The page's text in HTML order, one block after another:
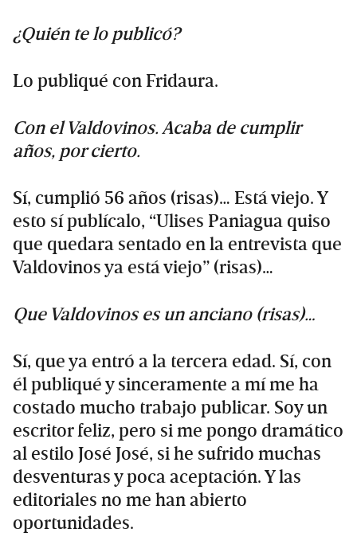
¿Quién te lo publicó?
Lo publiqué con Fridaura.
Con el Valdovinos. Acaba de cumplir
años, por cierto.
Sí, cumplió 56 años (risas)… Está viejo. Y
esto sí publícalo, “Ulises Paniagua quiso
que quedara sentado en la entrevista que
Valdovinos ya está viejo” (risas)…
Que Valdovinos es un anciano (risas)…
Sí, que ya entró a la tercera edad. Sí, con
él publiqué y sinceramente a mí me ha
costado mucho trabajo publicar. Soy un
escritor feliz, pero si me pongo dramático
al estilo José José, si he sufrido muchas
desventuras y poca aceptación. Y las
editoriales no me han abierto
oportunidades.